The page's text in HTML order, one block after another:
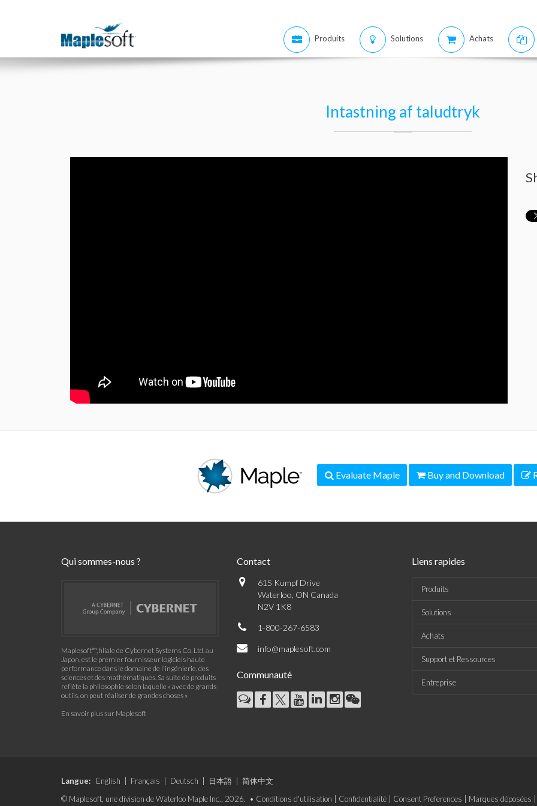
Produits Solutions Achats
Intastning af taludtryk
Evaluate Maple Buy and Download
Qui sommes-nous ?
Maplesoft™, filiale de Cybernet Systems Co. Ltd. au
Japon, est le premier fournisseur logiciels haute
performance dans le domaine de l'ingénierie, des
sciences et des mathématiques. Sa suite de produits
reflète la philosophie selon laquelle « avec de grands
outils, on peut réaliser de grandes choses »
En savoir plus sur Maplesoft
Contact
615 Kumpf Drive
Waterloo, ON Canada
N2V 1K8
1-800-267-6583
info@maplesoft.com
Communauté
Liens rapides
Produits
Solutions
Achats
Support et Ressources
Entreprise
Langue: English Français Deutsch 日本語
简体中文
© Maplesoft, une division de Waterloo Maple Inc., 2026. • Conditions d'utilisation Confidentialité Consent Preferences Marques déposées